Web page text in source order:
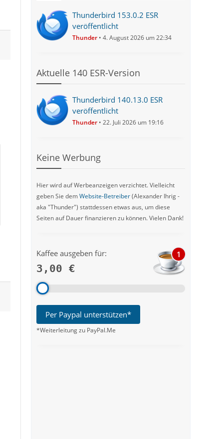
Thunderbird 153.0.2 ESR
veröffentlicht
Thunder 4. August 2026 um 22:34
Aktuelle 140 ESR-Version
Thunderbird 140.13.0 ESR
veröffentlicht
Thunder 22. Juli 2026 um 19:16
Keine Werbung
Hier wird auf Werbeanzeigen verzichtet. Vielleicht
geben Sie demWebsite-Betreiber(Alexander Ihrig -
aka "Thunder") stattdessen etwas aus, um diese
Seiten auf Dauer finanzieren zu können. Vielen Dank!
Kaffee ausgeben für:
3,00 €
1
Per Paypal unterstützen*
*Weiterleitung zu PayPal.Me